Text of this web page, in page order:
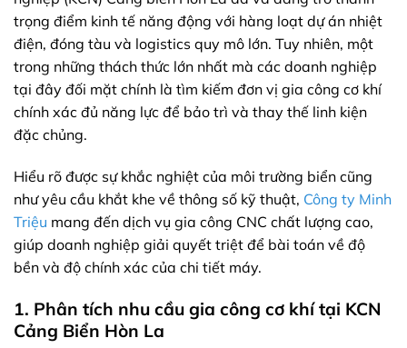
trọng điểm kinh tế năng động với hàng loạt dự án nhiệt
điện, đóng tàu và logistics quy mô lớn. Tuy nhiên, một
trong những thách thức lớn nhất mà các doanh nghiệp
tại đây đối mặt chính là tìm kiếm đơn vị gia công cơ khí
chính xác đủ năng lực để bảo trì và thay thế linh kiện
đặc chủng.
Hiểu rõ được sự khắc nghiệt của môi trường biển cũng
như yêu cầu khắt khe về thông số kỹ thuật, Công ty Minh
Triệu mang đến dịch vụ gia công CNC chất lượng cao,
giúp doanh nghiệp giải quyết triệt để bài toán về độ
bền và độ chính xác của chi tiết máy.
1. Phân tích nhu cầu gia công cơ khí tại KCN
Cảng Biển Hòn La